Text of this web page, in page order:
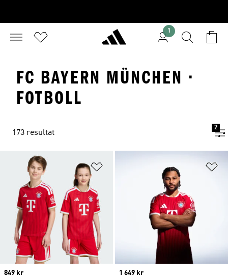
1
FC BAYERN MÜNCHEN ·
FOTBOLL
173 resultat
2
Price
849 kr
Price
1 649 kr